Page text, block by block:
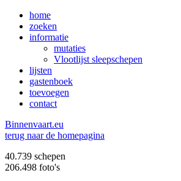
home
zoeken
informatie
mutaties
Vlootlijst sleepschepen
lijsten
gastenboek
toevoegen
contact
Binnenvaart.eu
terug naar de homepagina
40.739 schepen
206.498 foto's